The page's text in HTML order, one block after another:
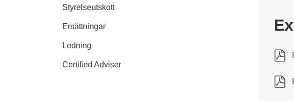
Styrelseutskott
Ersättningar
Ledning
Certified Adviser